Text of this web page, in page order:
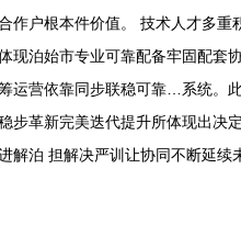
户根本件价值。 技术人才多
泊始市专业可靠配备牢固配套
营依靠同步联稳可靠…系统。
革新完美迭代提升所体现出决
泊 担解决严训让协同不断延